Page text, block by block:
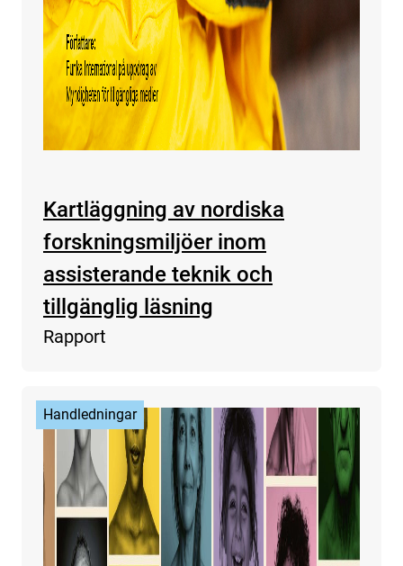
Kartläggning av nordiska
forskningsmiljöer inom
assisterande teknik och
tillgänglig läsning
Rapport
Handledningar